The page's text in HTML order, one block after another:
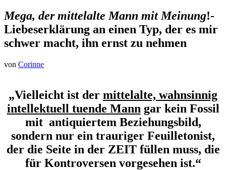
Mega, der mittelalte Mann mit Meinung!-
Liebeserklärung an einen Typ, der es mir
schwer macht, ihn ernst zu nehmen
von Corinne
„Vielleicht ist der mittelalte, wahnsinnig
intellektuell tuende Mann gar kein Fossil
mit antiquiertem Beziehungsbild,
sondern nur ein trauriger Feuilletonist,
der die Seite in der ZEIT füllen muss, die
für Kontroversen vorgesehen ist.“